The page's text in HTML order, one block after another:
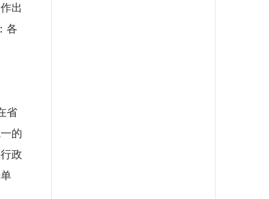
出
各
省
的
政